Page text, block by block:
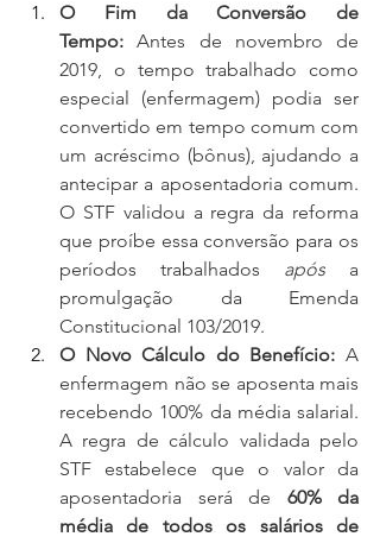
O Fim da Conversão de
Tempo: Antes de novembro de
2019, o tempo trabalhado como
especial (enfermagem) podia ser
convertido em tempo comum com
um acréscimo (bônus), ajudando a
antecipar a aposentadoria comum.
O STF validou a regra da reforma
que proíbe essa conversão para os
períodos trabalhados após a
promulgação da Emenda
Constitucional 103/2019.
O Novo Cálculo do Benefício: A
enfermagem não se aposenta mais
recebendo 100% da média salarial.
A regra de cálculo validada pelo
STF estabelece que o valor da
aposentadoria será de 60% da
média de todos os salários de